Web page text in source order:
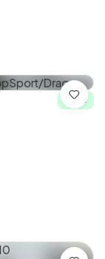
I lager
Spara